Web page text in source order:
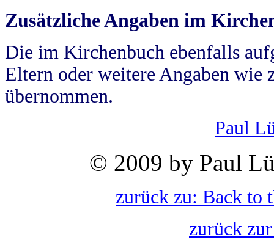
Zusätzliche Angaben im
Die im Kirchenbuch ebenfalls
Eltern oder weitere Angaben wie
übernommen.
Paul
© 2009 by Paul
zurück zu: Back to
zurück